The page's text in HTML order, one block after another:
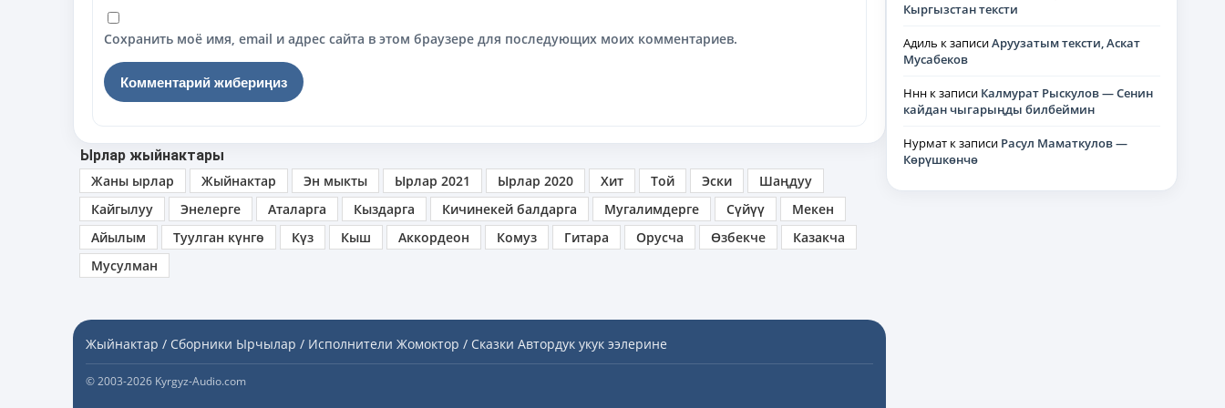
Кыргызстан тексти
Адиль к записиАруузатым тексти, Аскат
Мусабеков
Ннн к записи Калмурат Рыскулов — Сенин
кайдан чыгарыңды билбеймин
Нурмат к записи Расул Маматкулов —
Көрүшкөнчө
Сохранить моё имя, email и адрес сайта в этом браузере для последующих моих комментариев.
Ырлар жыйнактары
Жаны ырлар
Жыйнактар Эн мыкты Ырлар 2021 Ырлар 2020 Хит Той Эски
Шаңдуу
Кайгылуу
Энелерге Аталарга Кыздарга Кичинекей балдарга Мугалимдерге Сүйүү
Мекен
Айылым
Туулган күнгө Күз Кыш Аккордеон Комуз Гитара Орусча Өзбекче
Казакча
Мусулман
Жыйнактар / Сборники Ырчылар / Исполнители Жомоктор / Сказки Автордук укук ээлерине
© 2003-2026 Kyrgyz-Audio.com